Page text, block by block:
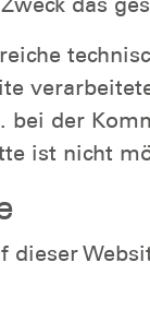
der
ist nicht
dieser